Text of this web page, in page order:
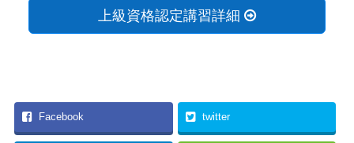
上級資格認定講習詳細
Facebook twitter